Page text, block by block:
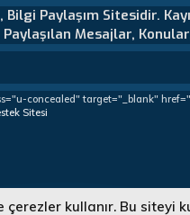
Bilgi Paylaşım Sitesidir.
Mesajlar,
concealed" target="_blank"
Sitesi
çerezler kullanır. Bu siteyi